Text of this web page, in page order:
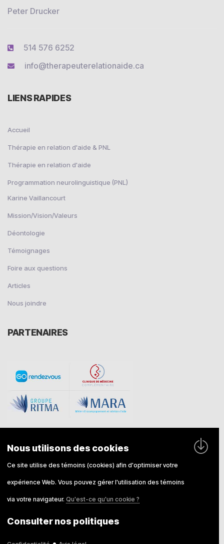
Peter Drucker
514 576 6252
info@therapeuterelationaide.ca
LIENS RAPIDES
Accueil
Thérapie en relation d'aide & PNL
Thérapie en relation d'aide
Programmation neurolinguistique (PNL)
Karine Vaillancourt
Mission/Vision/Valeurs
Déontologie
Témoignages
Foire aux questions
Articles
Nous joindre
PARTENAIRES
© Tous droits réservés 2022 Karine Vaillancourt,
Nous utilisons des cookies
Ce site utilise des témoins (cookies) afin d'optimiser votre
expérience Web. Vous pouvez gérer l'utilisation des témoins
via votre navigateur. Qu'est-ce qu'un cookie ?
Consulter nos politiques